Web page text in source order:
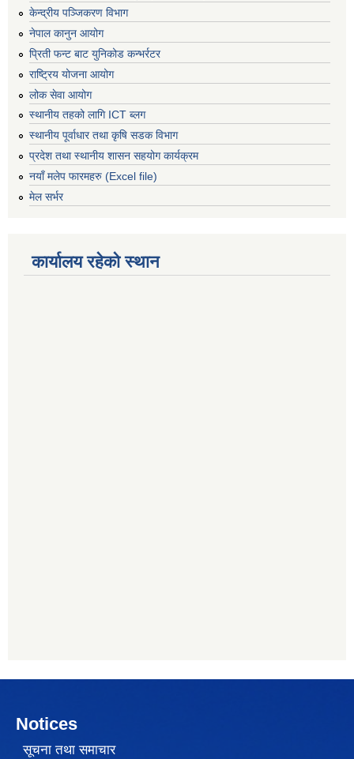
केन्द्रीय पञ्जिकरण विभाग
नेपाल कानुन आयोग
प्रिती फन्ट बाट युनिकोड कन्भर्रटर
राष्ट्रिय योजना आयोग
लोक सेवा आयोग
स्थानीय तहको लागि ICT ब्लग
स्थानीय पूर्वाधार तथा कृषि सडक विभाग
प्रदेश तथा स्थानीय शासन सहयोग कार्यक्रम
नयाँ मलेप फारमहरु (Excel file)
मेल सर्भर
कार्यालय रहेको स्थान
Notices
सूचना तथा समाचार